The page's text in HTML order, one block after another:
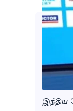
இந்திய